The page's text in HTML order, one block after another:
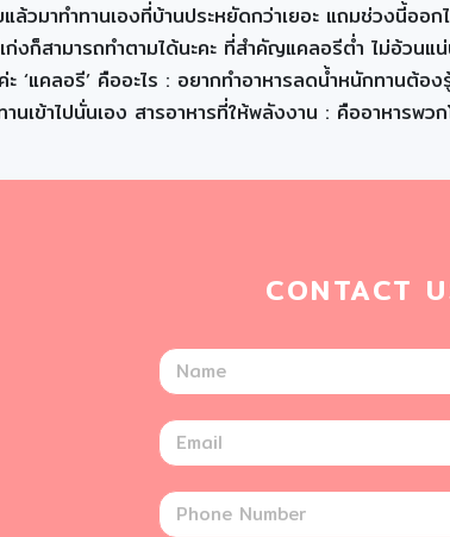
มาทำทานเองที่บ้านประหยัดกว่าเยอะ แถมช่วงนี้ออ
งก็สามารถทำตามได้นะคะ ที่สำคัญแคลอรีต่ำ ไม่อ้วน
ะ ‘แคลอรี’ คืออะไร :​ อยากทำอาหารลดน้ำหนักทาน
ข้าไปนั่นเอง สารอาหารที่ให้พลังงาน : คืออาหารพว
CONTACT